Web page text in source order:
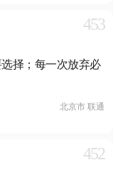
453
择；每一次放弃必
北京市 联通
452